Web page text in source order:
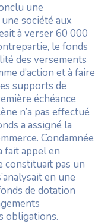
une
société aux
à verser 60 000
le fonds
des versements
d’action et à faire
supports de
échéance
n’a pas effectué
a assigné la
Condamnée
fait appel en
constituait pas un
en une
de dotation
obligations.